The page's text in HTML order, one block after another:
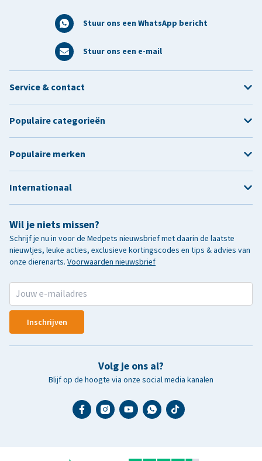
Stuur ons een WhatsApp bericht
Stuur ons een e-mail
Wil je niets missen?
Schrijf je nu in voor de Medpets nieuwsbrief met daarin de laatste
nieuwtjes, leuke acties, exclusieve kortingscodes en tips & advies van
onze dierenarts. Voorwaarden nieuwsbrief
Inschrijven
Volg je ons al?
Blijf op de hoogte via onze social media kanalen
Service & contact
Populaire categorieën
Populaire merken
Internationaal